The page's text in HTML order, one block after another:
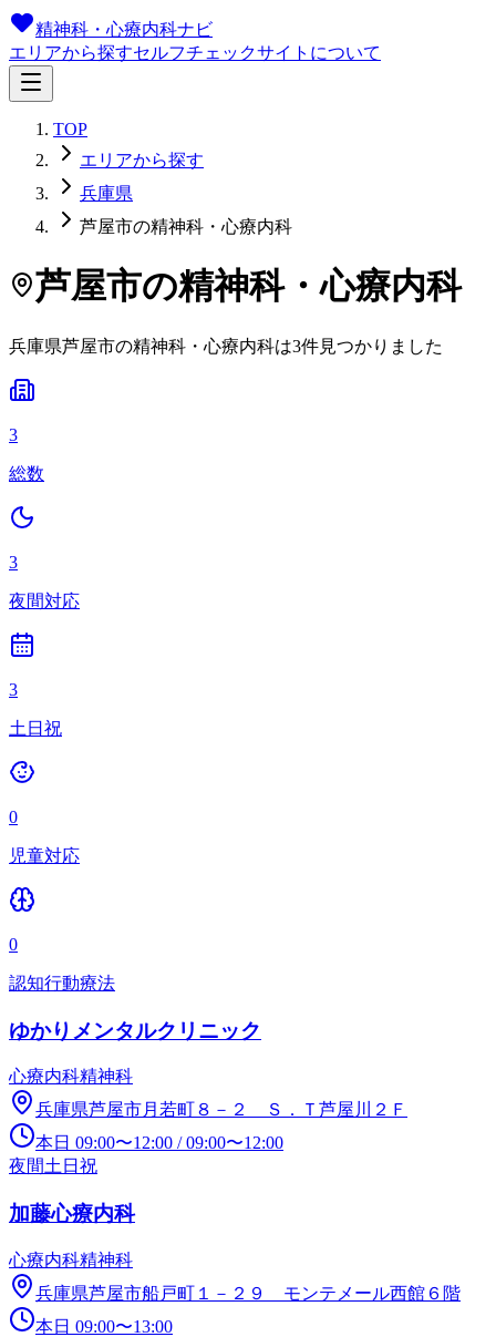
精神科・心療内科ナビ
エリアから探すセルフチェックサイトについて
TOP
エリアから探す
兵庫県
芦屋市の精神科・心療内科
芦屋市の精神科・心療内科
兵庫県芦屋市の精神科・心療内科は3件見つかりました
3
総数
3
夜間対応
3
土日祝
0
児童対応
0
認知行動療法
ゆかりメンタルクリニック
心療内科精神科
兵庫県芦屋市月若町８－２ Ｓ．Ｔ芦屋川２Ｆ
本日 09:00〜12:00 /09:00〜12:00
夜間土日祝
加藤心療内科
心療内科精神科
兵庫県芦屋市船戸町１－２９ モンテメール西館６階
本日 09:00〜13:00